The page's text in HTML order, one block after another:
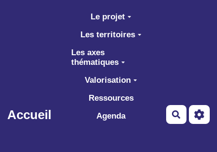
Aller au contenu principal
Accueil
Le projet
Les territoires
Les axes
thématiques
Valorisation
Ressources
Agenda